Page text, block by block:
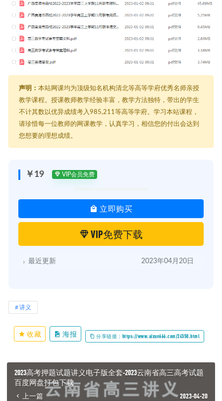
声明： 本站网课均为顶级知名机构清北等高等学府优秀名师亲授
教学课程。授课教师教学经验丰富，教学方法独特，带出的学生
不计其数以优异成绩考入985,211等高等学府。学习本站课程，
请珍惜每一位教师的网课教学，认真学习，相信您的付出会达到
您想要的理想成绩。
￥19 VIP会员免费
立即购买
VIP免费下载
最近更新 2023年04月20日
讲义
收藏 海报 分享链接：https://www.aixue666.com/24550.html
2023高考押题试题讲义电子版全套-2023云南省高三高考试题
百度网盘打包下载
上一篇 2023-04-20